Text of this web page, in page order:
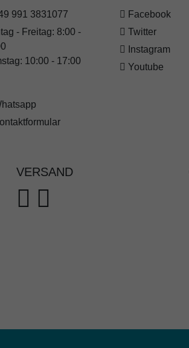
991 3831077
- Freitag: 8:00 -
10:00 - 17:00
Facebook
Twitter
Instagram
Youtube
VERSAND